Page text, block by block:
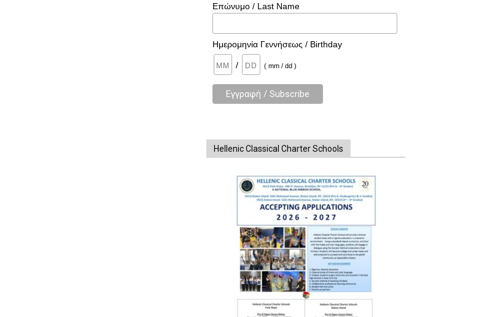
Επώνυμο / Last Name
Ημερομηνία Γεννήσεως / Birthday
/ ( mm / dd )
Hellenic Classical Charter Schools